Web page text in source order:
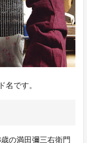
名です。
の満田彌三右衛門